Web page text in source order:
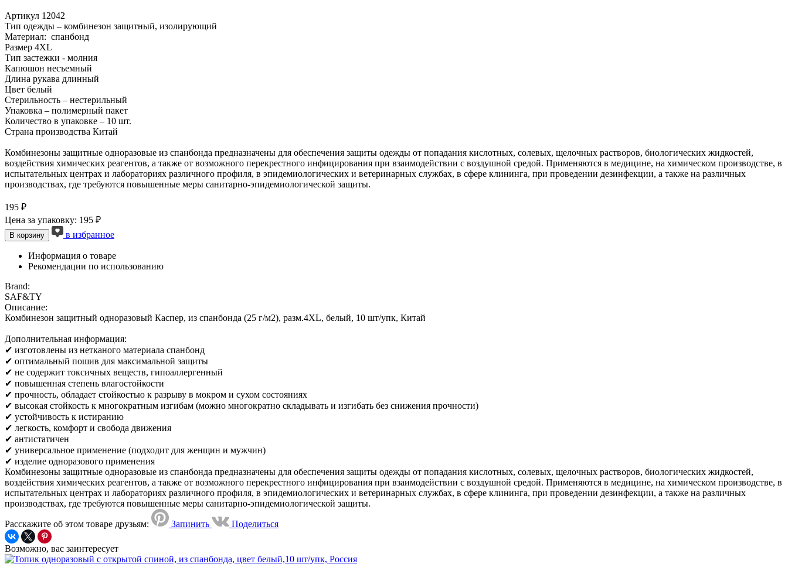
Артикул 12042
Тип одежды – комбинезон защитный, изолирующий
Материал: спанбонд
Размер 4XL
Тип застежки - молния
Капюшон несъемный
Длина рукава длинный
Цвет белый
Стерильность – нестерильный
Упаковка – полимерный пакет
Количество в упаковке – 10 шт.
Страна производства Китай
Комбинезоны защитные одноразовые из спанбонда предназначены для обеспечения защиты одежды от попадания кислотных, солевых, щелочных растворов, биологических жидкостей,
воздействия химических реагентов, а также от возможного перекрестного инфицирования при взаимодействии с воздушной средой. Применяются в медицине, на химическом производстве, в
испытательных центрах и лабораториях различного профиля, в эпидемиологических и ветеринарных службах, в сфере клининга, при проведении дезинфекции, а также на различных
производствах, где требуются повышенные меры санитарно-эпидемиологической защиты.
195 ₽
Цена за упаковку: 195 ₽
В корзину в избранное
Информация о товаре
Рекомендации по использованию
Brand:
SAF&TY
Описание:
Комбинезон защитный одноразовый Каспер, из спанбонда (25 г/м2), разм.4XL, белый, 10 шт/упк, Китай
Дополнительная информация:
✔ изготовлены из нетканого материала спанбонд
✔ оптимальный пошив для максимальной защиты
✔ не содержит токсичных веществ, гипоаллергенный
✔ повышенная степень влагостойкости
✔ прочность, обладает стойкостью к разрыву в мокром и сухом состояниях
✔ высокая стойкость к многократным изгибам (можно многократно складывать и изгибать без снижения прочности)
✔ устойчивость к истиранию
✔ легкость, комфорт и свобода движения
✔ антистатичен
✔ универсальное применение (подходит для женщин и мужчин)
✔ изделие одноразового применения
Комбинезоны защитные одноразовые из спанбонда предназначены для обеспечения защиты одежды от попадания кислотных, солевых, щелочных растворов, биологических жидкостей,
воздействия химических реагентов, а также от возможного перекрестного инфицирования при взаимодействии с воздушной средой. Применяются в медицине, на химическом производстве, в
испытательных центрах и лабораториях различного профиля, в эпидемиологических и ветеринарных службах, в сфере клининга, при проведении дезинфекции, а также на различных
производствах, где требуются повышенные меры санитарно-эпидемиологической защиты.
Расскажите об этом товаре друзьям: Запинить Поделиться
Возможно, вас заинтересует